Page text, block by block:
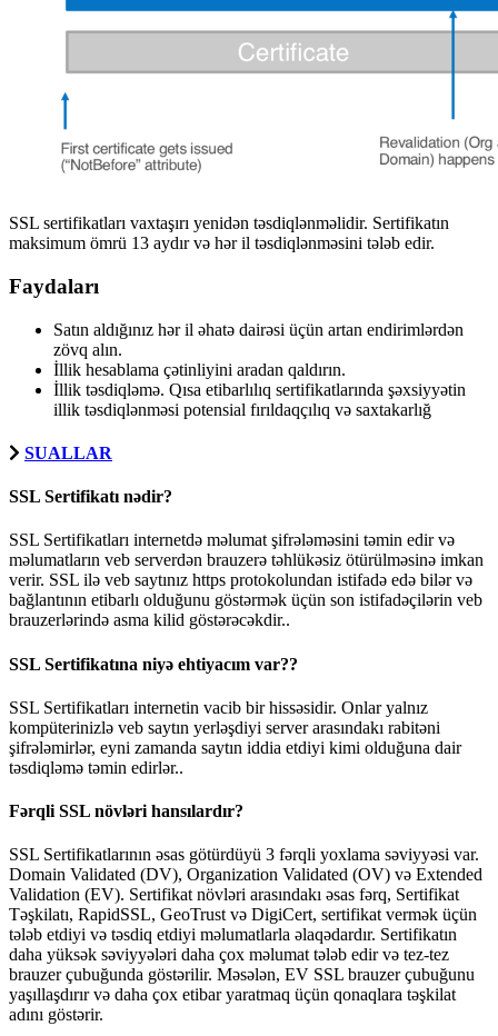
SSL sertifikatları vaxtaşırı yenidən təsdiqlənməlidir. Sertifikatın
maksimum ömrü 13 aydır və hər il təsdiqlənməsini tələb edir.
Faydaları
Satın aldığınız hər il əhatə dairəsi üçün artan endirimlərdən
zövq alın.
İllik hesablama çətinliyini aradan qaldırın.
İllik təsdiqləmə. Qısa etibarlılıq sertifikatlarında şəxsiyyətin
illik təsdiqlənməsi potensial fırıldaqçılıq və saxtakarlığ
SUALLAR
SSL Sertifikatı nədir?
SSL Sertifikatları internetdə məlumat şifrələməsini təmin edir və
məlumatların veb serverdən brauzerə təhlükəsiz ötürülməsinə imkan
verir. SSL ilə veb saytınız https protokolundan istifadə edə bilər və
bağlantının etibarlı olduğunu göstərmək üçün son istifadəçilərin veb
brauzerlərində asma kilid göstərəcəkdir..
SSL Sertifikatına niyə ehtiyacım var??
SSL Sertifikatları internetin vacib bir hissəsidir. Onlar yalnız
kompüterinizlə veb saytın yerləşdiyi server arasındakı rabitəni
şifrələmirlər, eyni zamanda saytın iddia etdiyi kimi olduğuna dair
təsdiqləmə təmin edirlər..
Fərqli SSL növləri hansılardır?
SSL Sertifikatlarının əsas götürdüyü 3 fərqli yoxlama səviyyəsi var.
Domain Validated (DV), Organization Validated (OV) və Extended
Validation (EV). Sertifikat növləri arasındakı əsas fərq, Sertifikat
Təşkilatı, RapidSSL, GeoTrust və DigiCert, sertifikat vermək üçün
tələb etdiyi və təsdiq etdiyi məlumatlarla əlaqədardır. Sertifikatın
daha yüksək səviyyələri daha çox məlumat tələb edir və tez-tez
brauzer çubuğunda göstərilir. Məsələn, EV SSL brauzer çubuğunu
yaşıllaşdırır və daha çox etibar yaratmaq üçün qonaqlara təşkilat
adını göstərir.